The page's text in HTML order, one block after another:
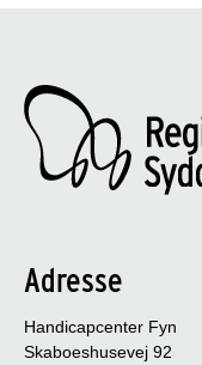
Adresse
Handicapcenter Fyn
Skaboeshusevej 92